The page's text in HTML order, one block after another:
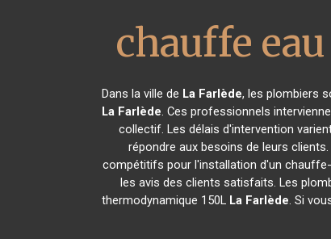
chauffe
Dans la ville de La Farlède, les plombiers
La Farlède. Ces professionnels
collectif. Les délais d'intervention
répondre aux besoins de leurs
compétitifs pour l'installation d'un
les avis des clients satisfaits. Les
thermodynamique 150L La Farlède. Si